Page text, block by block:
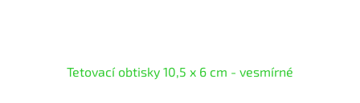
Tetovací obtisky 10,5 x 6 cm - vesmírné